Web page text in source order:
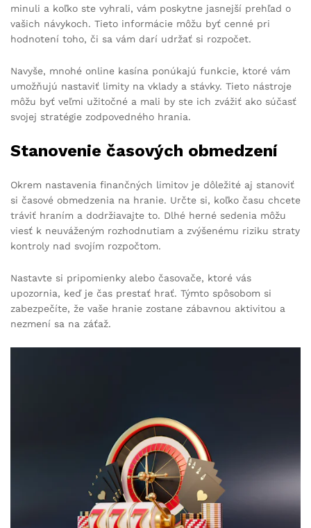
minuli a koľko ste vyhrali, vám poskytne jasnejší prehľad o
vašich návykoch. Tieto informácie môžu byť cenné pri
hodnotení toho, či sa vám darí udržať si rozpočet.
Navyše, mnohé online kasína ponúkajú funkcie, ktoré vám
umožňujú nastaviť limity na vklady a stávky. Tieto nástroje
môžu byť veľmi užitočné a mali by ste ich zvážiť ako súčasť
svojej stratégie zodpovedného hrania.
Stanovenie časových obmedzení
Okrem nastavenia finančných limitov je dôležité aj stanoviť
si časové obmedzenia na hranie. Určte si, koľko času chcete
tráviť hraním a dodržiavajte to. Dlhé herné sedenia môžu
viesť k neuváženým rozhodnutiam a zvýšenému riziku straty
kontroly nad svojím rozpočtom.
Nastavte si pripomienky alebo časovače, ktoré vás
upozornia, keď je čas prestať hrať. Týmto spôsobom si
zabezpečíte, že vaše hranie zostane zábavnou aktivitou a
nezmení sa na záťaž.